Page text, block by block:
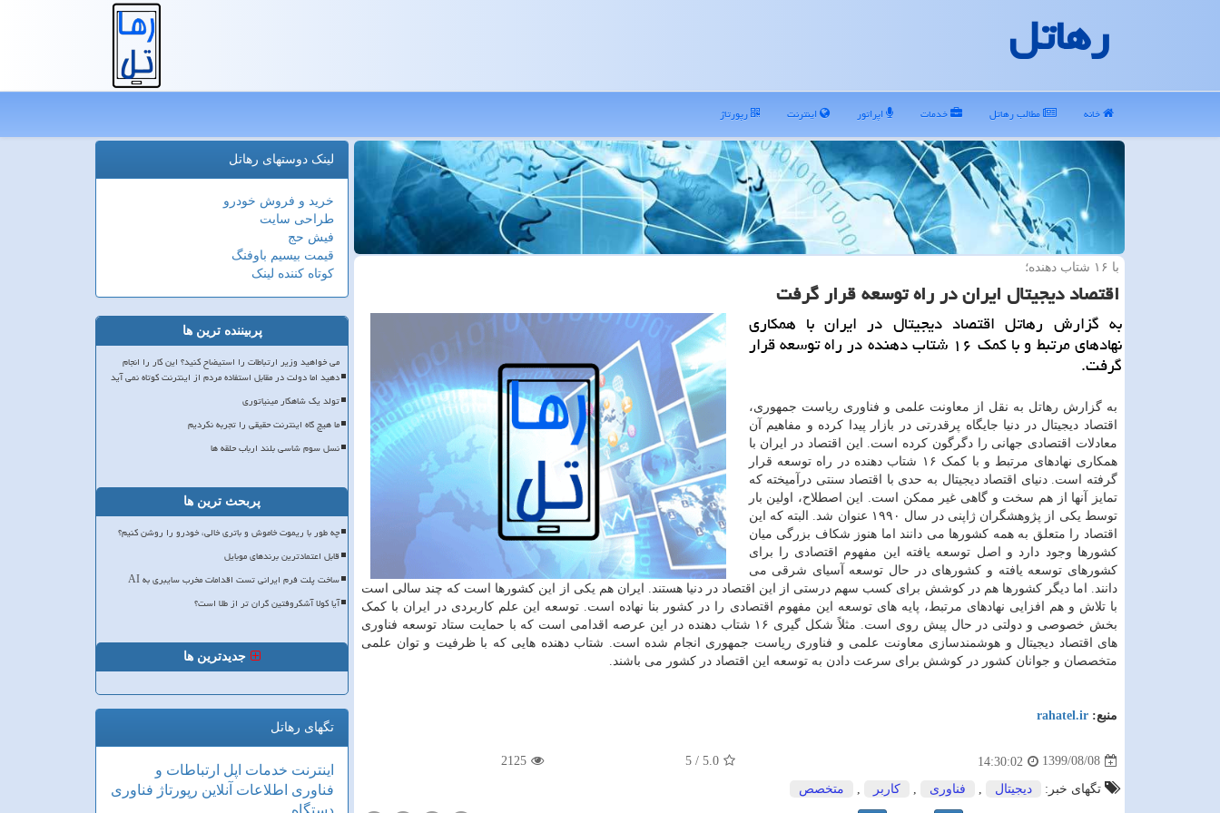
رهاتل
خانه مطالب رهاتل خدمات اپراتور اینترنت رپورتاژ
با ۱۶ شتاب دهنده؛
اقتصاد دیجیتال ایران در راه توسعه قرار گرفت
به گزارش رهاتل اقتصاد دیجیتال در ایران با همكاری
نهادهای مرتبط و با كمك ۱۶ شتاب دهنده در راه توسعه قرار
گرفت.
به گزارش رهاتل به نقل از معاونت علمی و فناوری ریاست جمهوری،
اقتصاد دیجیتال در دنیا جایگاه پرقدرتی در بازار پیدا کرده و مفاهیم آن
معادلات اقتصادی جهانی را دگرگون کرده است. این اقتصاد در ایران با
همکاری نهادهای مرتبط و با کمک ۱۶ شتاب دهنده در راه توسعه قرار
گرفته است. دنیای اقتصاد دیجیتال به حدی با اقتصاد سنتی درآمیخته که
تمایز آنها از هم سخت و گاهی غیر ممکن است. این اصطلاح، اولین بار
توسط یکی از پژوهشگران ژاپنی در سال ۱۹۹۰ عنوان شد. البته که این
اقتصاد را متعلق به همه کشورها می دانند اما هنوز شکاف بزرگی میان
کشورها وجود دارد و اصل توسعه یافته این مفهوم اقتصادی را برای
کشورهای توسعه یافته و کشورهای در حال توسعه آسیای شرقی می
دانند. اما دیگر کشورها هم در کوشش برای کسب سهم درستی از این اقتصاد در دنیا هستند. ایران هم یکی از این کشورها است که چند سالی است
با تلاش و هم افزایی نهادهای مرتبط، پایه های توسعه این مفهوم اقتصادی را در کشور بنا نهاده است. توسعه این علم کاربردی در ایران با کمک
بخش خصوصی و دولتی در حال پیش روی است. مثلاً شکل گیری ۱۶ شتاب دهنده در این عرصه اقدامی است که با حمایت ستاد توسعه فناوری
های اقتصاد دیجیتال و هوشمندسازی معاونت علمی و فناوری ریاست جمهوری انجام شده است. شتاب دهنده هایی که با ظرفیت و توان علمی
متخصصان و جوانان کشور در کوشش برای سرعت دادن به توسعه این اقتصاد در کشور می باشند.
منبع: rahatel.ir
1399/08/08
14:30:02
5.0
/
5
2125
تگهای خبر: دیجیتال فناوری كاربر متخصص
لینک دوستهای رهاتل
خرید و فروش خودرو
طراحی سایت
فیش حج
قیمت بیسیم باوفنگ
کوتاه کننده لینک
پربیننده ترین ها
می خواهید وزیر ارتباطات را استیضاح کنید؟ این کار را انجام
دهید اما دولت در مقابل استفاده مردم از اینترنت کوتاه نمی آید
تولد یک شاهکار مینیاتوری
ما هیچ گاه اینترنت حقیقی را تجربه نکردیم
نسل سوم شاسی بلند ارباب حلقه ها
پربحث ترین ها
چه طور با ریموت خاموش و باتری خالی، خودرو را روشن کنیم؟
قابل اعتمادترین برندهای موبایل
ساخت پلت فرم ایرانی تست اقدامات مخرب سایبری به AI
آیا کولا آشکروفتین گران تر از طلا است؟
جدیدترین ها
تگهای رهاتل
اینترنت خدمات اپل ارتباطات و
فناوری اطلاعات آنلاین رپورتاژ فناوری
دستگاه